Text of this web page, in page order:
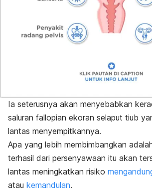
Ia seterusnya akan menyebabkan
saluran fallopian ekoran selaput tiub
lantas menyempitkannya.
Apa yang lebih membimbangkan
terhasil dari persenyawaan itu akan
lantas meningkatkan risiko
atau kemandulan.